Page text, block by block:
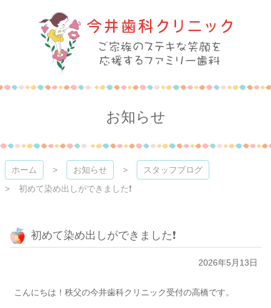
プ
今井歯科クリニック
お知らせ
ホーム お知らせ
スタッフブログ
初めて染め出しができました❗️
初めて染め出しができました❗️
2026年5月13日
こんにちは！秩父の今井歯科クリニック受付の高橋です。